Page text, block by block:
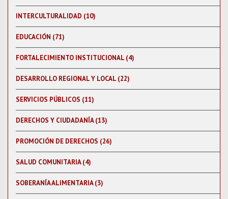
INTERCULTURALIDAD (10)
EDUCACIÓN (71)
FORTALECIMIENTO INSTITUCIONAL (4)
DESARROLLO REGIONAL Y LOCAL (22)
SERVICIOS PÚBLICOS (11)
DERECHOS Y CIUDADANÍA (13)
PROMOCIÓN DE DERECHOS (26)
SALUD COMUNITARIA (4)
SOBERANÍA ALIMENTARIA (3)